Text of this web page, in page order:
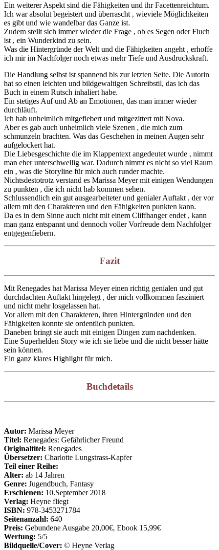
Ein weiterer Aspekt sind die Fähigkeiten und ihr Facettenreichtum.
Ich war absolut begeistert und überrascht , wieviele Möglichkeiten
es gibt und wie wandelbar das Ganze ist.
Zudem stellt sich immer wieder die Frage , ob es Segen oder Fluch
ist , ein Wunderkind zu sein.
Was die Hintergründe der Welt und die Fähigkeiten angeht , erhoffe
ich mir im Nachfolger noch etwas mehr Tiefe und Ausdruckskraft.
Die Handlung selbst ist spannend bis zur letzten Seite. Die Autorin
hat so einen leichten und bildgewaltigen Schreibstil, das ich das
Buch in einem Rutsch inhaliert habe.
Ein stetiges Auf und Ab an Emotionen, das man immer wieder
durchläuft.
Ich hab unheimlich mitgefiebert und mitgezittert mit Nova.
Aber es gab auch unheimlich viele Szenen , die mich zum
schmunzeln brachten. Was das Geschehen in meinen Augen sehr
aufgelockert hat.
Die Liebesgeschichte die im Klappentext angedeutet wurde , nimmt
man eher unterschwellig war. Dadurch nimmt es nicht so viel Raum
ein , was die Storyline für mich auch runder machte.
Nichtsdestotrotz verstand es Marissa Meyer mit einigen Wendungen
zu punkten , die ich nicht hab kommen sehen.
Schlussendlich ein gut ausgearbeiteter und genialer Auftakt , der vor
allem mit den Charakteren und den Fähigkeiten punkten kann.
Da es in dem Sinne auch nicht mit einem Cliffhanger endet , kann
man ganz entspannt und dennoch voller Vorfreude dem Nachfolger
entgegenfiebern.
Fazit
Mit Renegades hat Marissa Meyer einen richtig genialen und gut
durchdachten Auftakt hingelegt , der mich vollkommen fasziniert
und nicht mehr losgelassen hat.
Vor allem mit den Charakteren, ihren Hintergründen und den
Fähigkeiten konnte sie ordentlich punkten.
Daneben bringt sie auch mit einigen Dingen zum nachdenken.
Eine Superhelden Story wie ich sie liebe und die nicht besser hätte
sein können.
Ein ganz klares Highlight für mich.
Buchdetails
Autor: Marissa Meyer
Titel: Renegades: Gefährlicher Freund
Originaltitel: Renegades
Übersetzer: Charlotte Lungstrass-Kapfer
Teil einer Reihe:
Alter: ab 14 Jahren
Genre: Jugendbuch, Fantasy
Erschienen: 10.September 2018
Verlag: Heyne fliegt
ISBN: 978-3453271784
Seitenanzahl: 640
Preis: Gebundene Ausgabe 20,00€, Ebook 15,99€
Wertung: 5/5
Bildquelle/Cover: © Heyne Verlag